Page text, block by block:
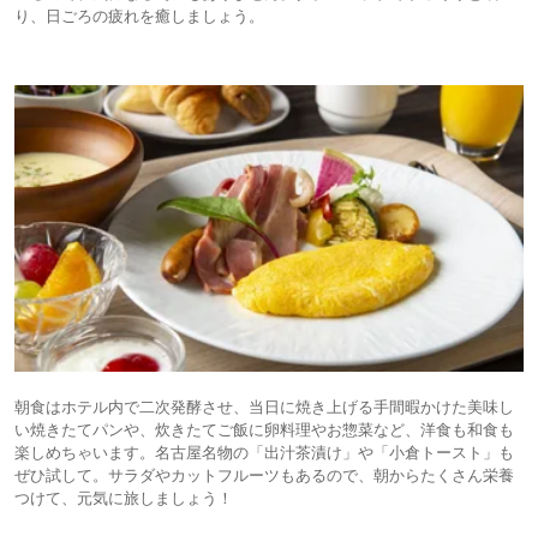
り、⽇ごろの疲れを癒しましょう。
朝食はホテル内で二次発酵させ、当⽇に焼き上げる手間暇かけた美味し
い焼きたてパンや、炊きたてご飯に卵料理やお惣菜など、洋食も和食も
楽しめちゃいます。名古屋名物の「出汁茶漬け」や「小倉トースト」も
ぜひ試して。サラダやカットフルーツもあるので、朝からたくさん栄養
つけて、元気に旅しましょう！